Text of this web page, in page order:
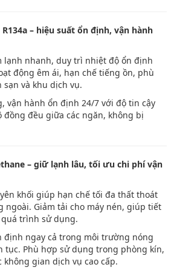
– hiệu suất ổn định, vận hành
lạnh nhanh, duy trì nhiệt độ ổn định
động êm ái, hạn chế tiếng ồn, phù
và khu dịch vụ.
vận hành ổn định 24/7 với độ tin cậy
đồng đều giữa các ngăn, không bị
– giữ lạnh lâu, tối ưu chi phí vận
khối giúp hạn chế tối đa thất thoát
ngoài. Giảm tải cho máy nén, giúp tiết
trình sử dụng.
định ngay cả trong môi trường nóng
tục. Phù hợp sử dụng trong phòng kín,
không gian dịch vụ cao cấp.